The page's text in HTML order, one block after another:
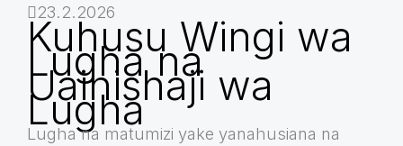
23.2.2026
Kuhusu Wingi wa
Lugha na
Uainishaji wa
Lugha
Lugha na matumizi yake yanahusiana na